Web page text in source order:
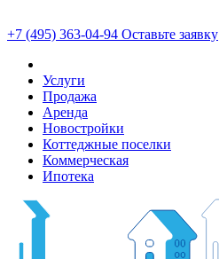
+7 (495) 363-04-94 Оставьте заявку
Услуги
Продажа
Аренда
Новостройки
Коттеджные поселки
Коммерческая
Ипотека